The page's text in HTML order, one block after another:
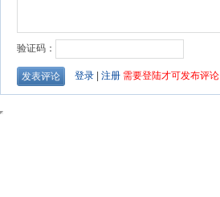
验证码：
登录 注册 需要登陆才可发布评论